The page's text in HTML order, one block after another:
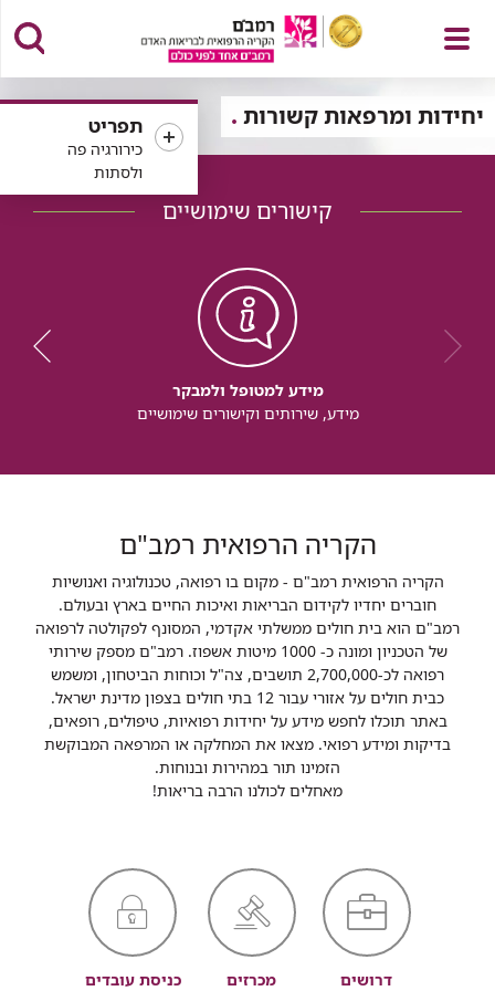
פתח
תפריט
תפריט
כירורגיה פה
ולסתות
יחידות ומרפאות קשורות
קישורים שימושיים
מידע למטופל ולמבקר
מידע, שירותים וקישורים שימושיים
הקריה הרפואית רמב"ם
הקריה הרפואית רמב"ם - מקום בו רפואה, טכנולוגיה ואנושיות
חוברים יחדיו לקידום הבריאות ואיכות החיים בארץ ובעולם.
רמב"ם הוא בית חולים ממשלתי אקדמי, המסונף לפקולטה לרפואה
של הטכניון ומונה כ- 1000 מיטות אשפוז. רמב"ם מספק שירותי
רפואה לכ-2,700,000 תושבים, צה"ל וכוחות הביטחון, ומשמש
כבית חולים על אזורי עבור 12 בתי חולים בצפון מדינת ישראל.
באתר תוכלו לחפש מידע על יחידות רפואיות, טיפולים, רופאים,
בדיקות ומידע רפואי. מצאו את המחלקה או המרפאה המבוקשת
הזמינו תור במהירות ובנוחות.
מאחלים לכולנו הרבה בריאות!
דרושים מכרזים כניסת עובדים